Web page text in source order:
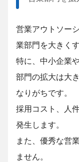
営業アウトソー
業部門を大きく
特に、中小企業
部門の拡大は大
なりがちです。
採用コスト、人
発生します。
また、優秀な営
ません。